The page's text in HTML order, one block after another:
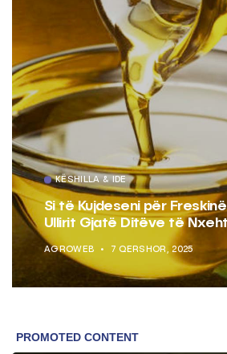
KËSHILLA & IDE
Si të Kujdeseni për
Ullirit Gjatë Ditëve të
AGROWEB 7 QERSHOR, 2025